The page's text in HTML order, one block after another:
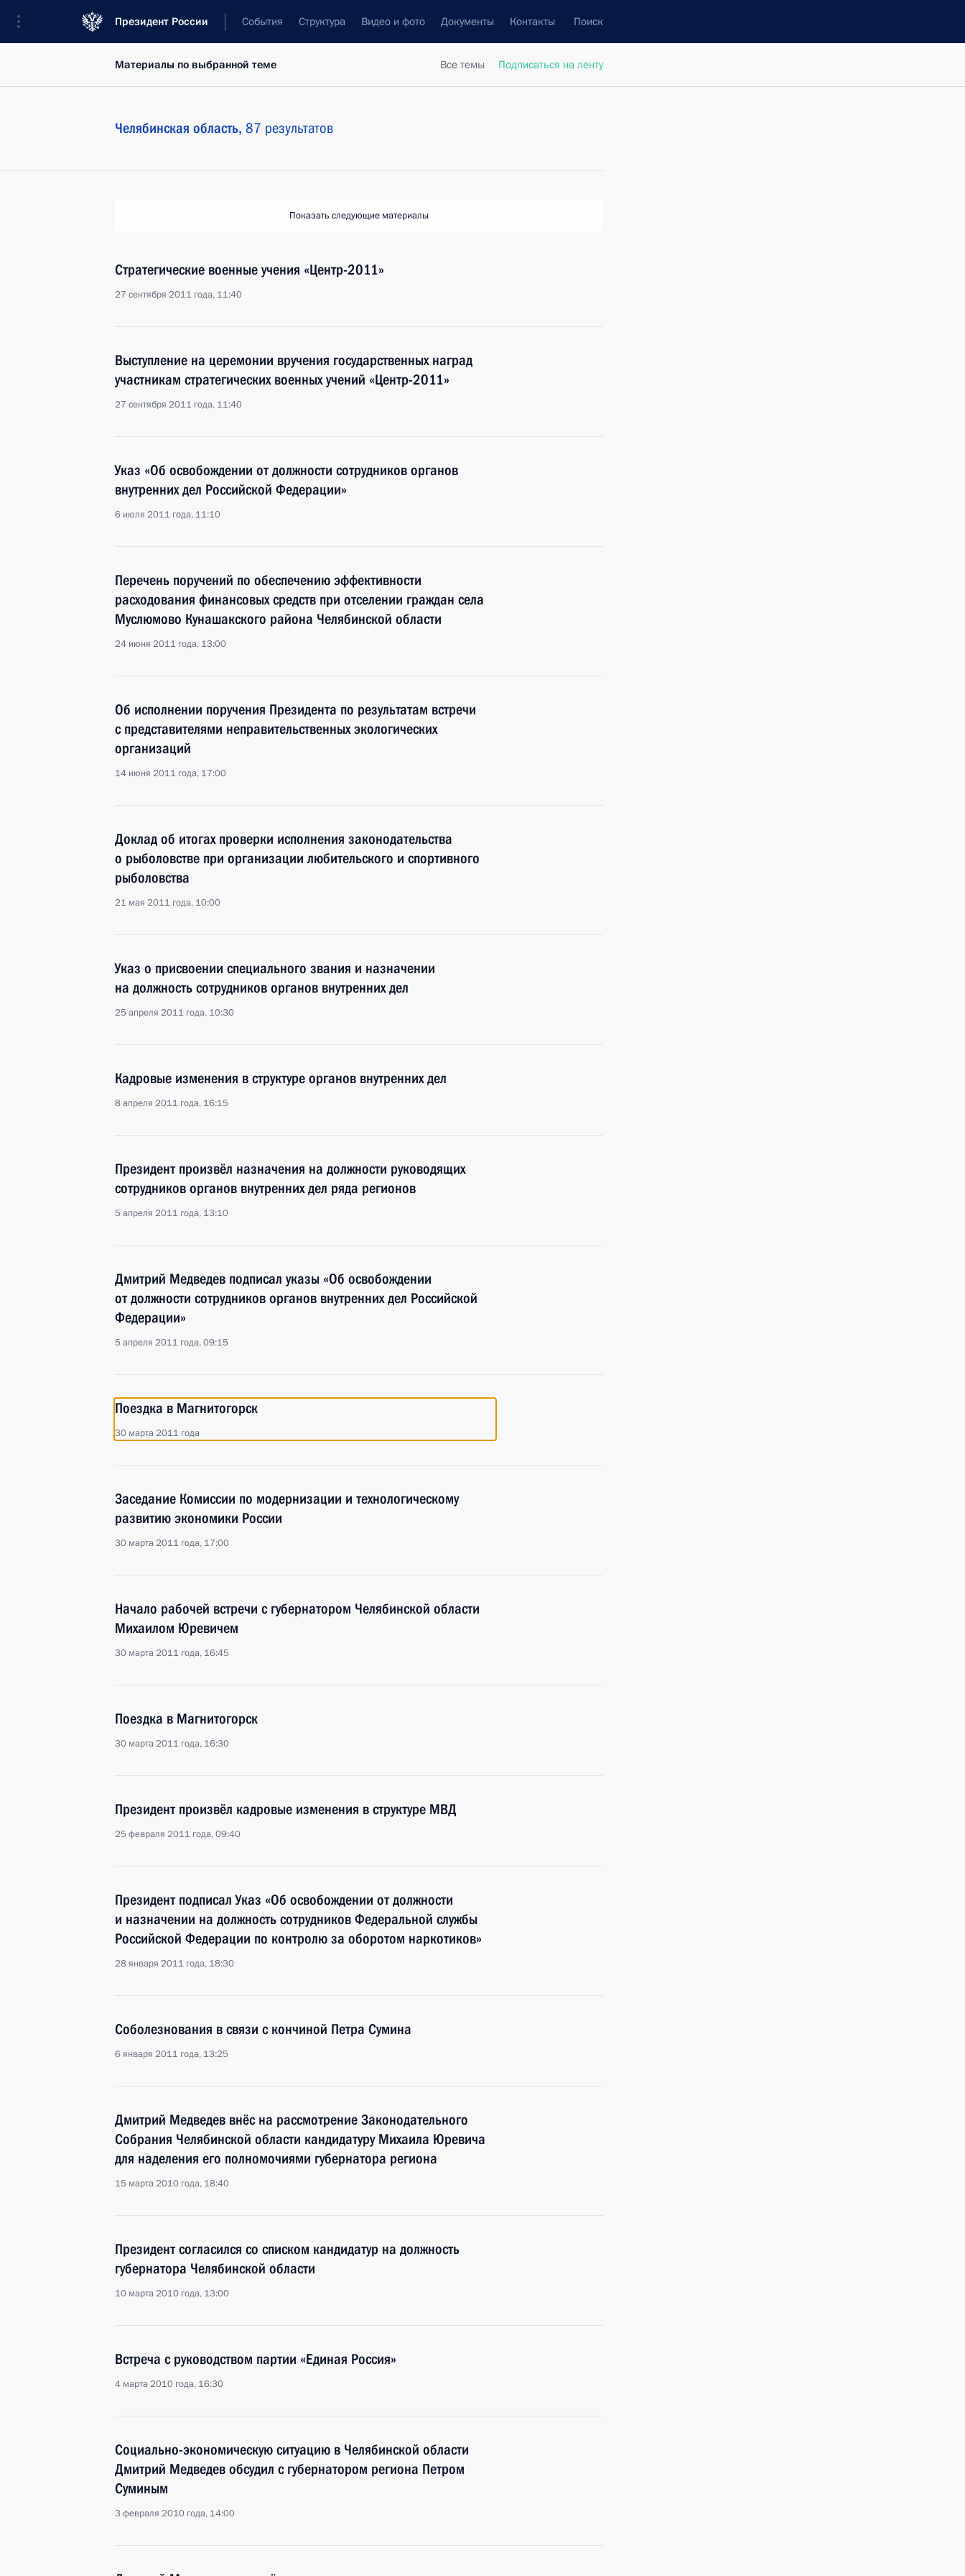
Президент России События Структура Видео и фото Документы Контакты Поиск
Все темы Подписаться на ленту
Материалы по выбранной теме
Челябинская область, 87 результатов
Показать следующие материалы
Стратегические военные учения «Центр-2011»
27 сентября 2011 года, 11:40
Выступление на церемонии вручения государственных наград
участникам стратегических военных учений «Центр-2011»
27 сентября 2011 года, 11:40
Указ «Об освобождении от должности сотрудников органов
внутренних дел Российской Федерации»
6 июля 2011 года, 11:10
Перечень поручений по обеспечению эффективности
расходования финансовых средств при отселении граждан села
Муслюмово Кунашакского района Челябинской области
24 июня 2011 года, 13:00
Об исполнении поручения Президента по результатам встречи
с представителями неправительственных экологических
организаций
14 июня 2011 года, 17:00
Доклад об итогах проверки исполнения законодательства
о рыболовстве при организации любительского и спортивного
рыболовства
21 мая 2011 года, 10:00
Указ о присвоении специального звания и назначении
на должность сотрудников органов внутренних дел
25 апреля 2011 года, 10:30
Кадровые изменения в структуре органов внутренних дел
8 апреля 2011 года, 16:15
Президент произвёл назначения на должности руководящих
сотрудников органов внутренних дел ряда регионов
5 апреля 2011 года, 13:10
Дмитрий Медведев подписал указы «Об освобождении
от должности сотрудников органов внутренних дел Российской
Федерации»
5 апреля 2011 года, 09:15
Поездка в Магнитогорск
30 марта 2011 года
Заседание Комиссии по модернизации и технологическому
развитию экономики России
30 марта 2011 года, 17:00
Начало рабочей встречи с губернатором Челябинской области
Михаилом Юревичем
30 марта 2011 года, 16:45
Поездка в Магнитогорск
30 марта 2011 года, 16:30
Президент произвёл кадровые изменения в структуре МВД
25 февраля 2011 года, 09:40
Президент подписал Указ «Об освобождении от должности
и назначении на должность сотрудников Федеральной службы
Российской Федерации по контролю за оборотом наркотиков»
28 января 2011 года, 18:30
Соболезнования в связи с кончиной Петра Сумина
6 января 2011 года, 13:25
Дмитрий Медведев внёс на рассмотрение Законодательного
Собрания Челябинской области кандидатуру Михаила Юревича
для наделения его полномочиями губернатора региона
15 марта 2010 года, 18:40
Президент согласился со списком кандидатур на должность
губернатора Челябинской области
10 марта 2010 года, 13:00
Встреча с руководством партии «Единая Россия»
4 марта 2010 года, 16:30
Социально-экономическую ситуацию в Челябинской области
Дмитрий Медведев обсудил с губернатором региона Петром
Суминым
3 февраля 2010 года, 14:00